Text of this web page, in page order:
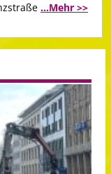
...Mehr >>